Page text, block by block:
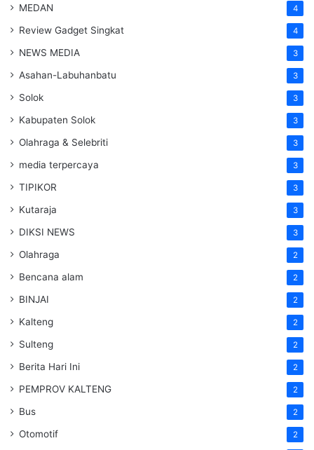
MEDAN 4
Review Gadget Singkat 4
NEWS MEDIA 3
Asahan-Labuhanbatu 3
Solok 3
Kabupaten Solok 3
Olahraga & Selebriti 3
media terpercaya 3
TIPIKOR 3
Kutaraja 3
DIKSI NEWS 3
Olahraga 2
Bencana alam 2
BINJAI 2
Kalteng 2
Sulteng 2
Berita Hari Ini 2
PEMPROV KALTENG 2
Bus 2
Otomotif 2